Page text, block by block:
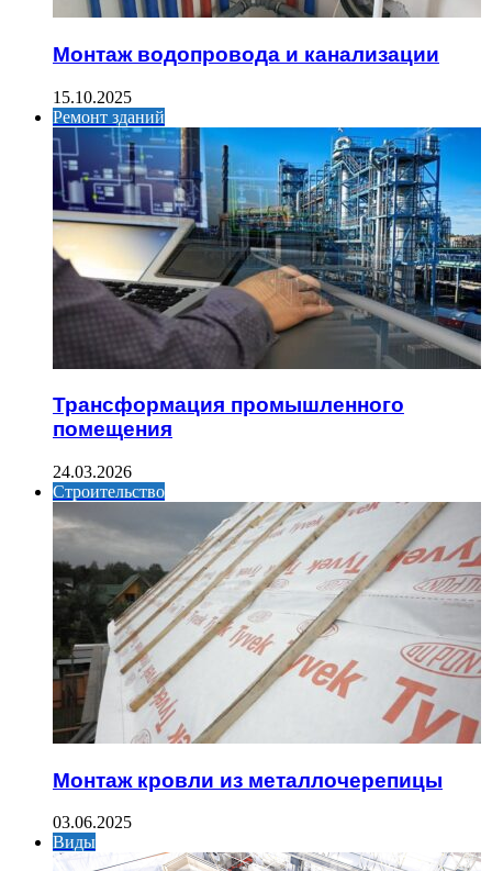
Монтаж водопровода и канализации
15.10.2025
Ремонт зданий
Трансформация промышленного
помещения
24.03.2026
Строительство
Монтаж кровли из металлочерепицы
03.06.2025
Виды